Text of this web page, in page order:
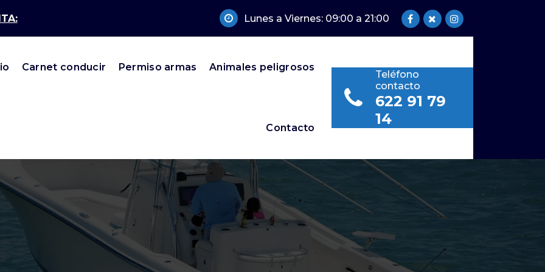
Lunes a Viernes: 09:00 a 21:00
Carnet conducir Permiso armas Animales peligrosos
Contacto
Teléfono
contacto
622 91 79
14